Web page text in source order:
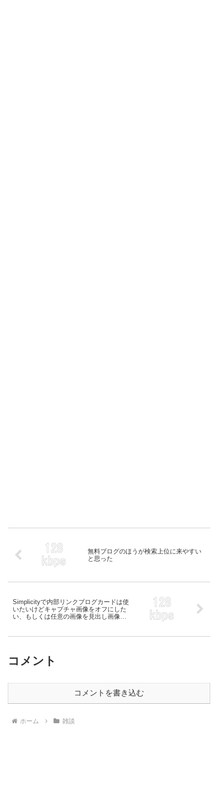
無料ブログのほうが検索上位に来やすい
と思った
Simplicityで内部リンクブログカードは使
いたいけどキャプチャ画像をオフにした
い、もしくは任意の画像を見出し画像に
コメント
コメントを書き込む
ホーム 雑談